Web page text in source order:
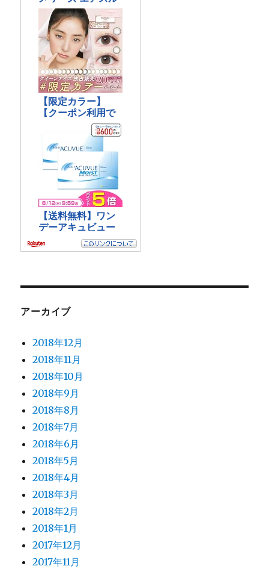
アーカイブ
2018年12月
2018年11月
2018年10月
2018年9月
2018年8月
2018年7月
2018年6月
2018年5月
2018年4月
2018年3月
2018年2月
2018年1月
2017年12月
2017年11月